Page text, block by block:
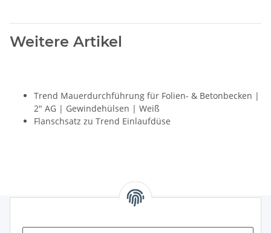
Weitere Artikel
Trend Mauerdurchführung für Folien- & Betonbecken |
2" AG | Gewindehülsen | Weiß
Flanschsatz zu Trend Einlaufdüse